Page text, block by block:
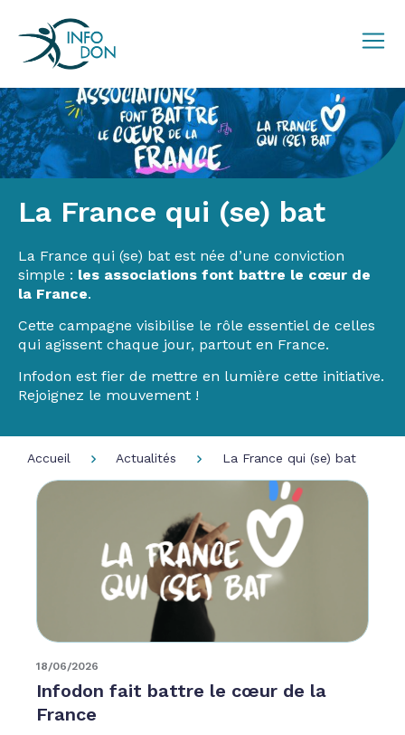
La France qui (se) bat
La France qui (se) bat
La France qui (se) bat est née d’une conviction
simple : les associations font battre le cœur de
la France.
Cette campagne visibilise le rôle essentiel de celles
qui agissent chaque jour, partout en France.
Infodon est fier de mettre en lumière cette initiative.
Rejoignez le mouvement !
Accueil Actualités La France qui (se) bat
18/06/2026
Infodon fait battre le cœur de la
France